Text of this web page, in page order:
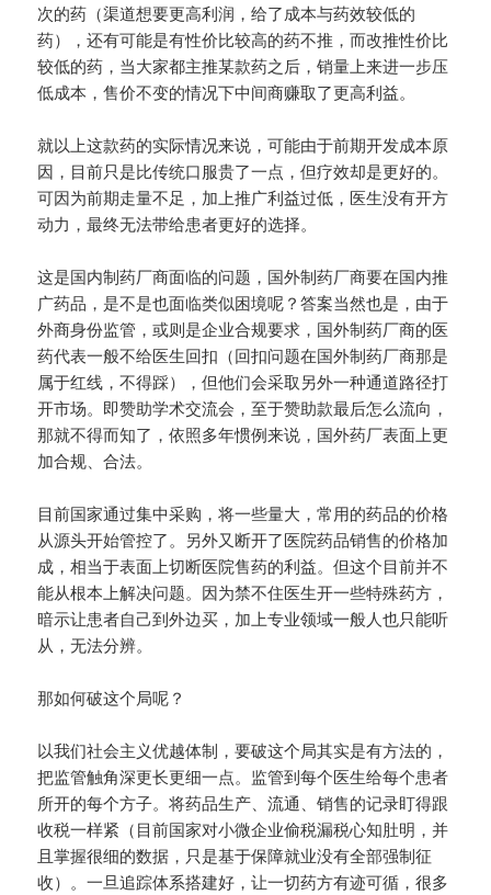
次的药（渠道想要更高利润，给了成本与药效较低的
药），还有可能是有性价比较高的药不推，而改推性价比
较低的药，当大家都主推某款药之后，销量上来进一步压
低成本，售价不变的情况下中间商赚取了更高利益。
就以上这款药的实际情况来说，可能由于前期开发成本原
因，目前只是比传统口服贵了一点，但疗效却是更好的。
可因为前期走量不足，加上推广利益过低，医生没有开方
动力，最终无法带给患者更好的选择。
这是国内制药厂商面临的问题，国外制药厂商要在国内推
广药品，是不是也面临类似困境呢？答案当然也是，由于
外商身份监管，或则是企业合规要求，国外制药厂商的医
药代表一般不给医生回扣（回扣问题在国外制药厂商那是
属于红线，不得踩），但他们会采取另外一种通道路径打
开市场。即赞助学术交流会，至于赞助款最后怎么流向，
那就不得而知了，依照多年惯例来说，国外药厂表面上更
加合规、合法。
目前国家通过集中采购，将一些量大，常用的药品的价格
从源头开始管控了。另外又断开了医院药品销售的价格加
成，相当于表面上切断医院售药的利益。但这个目前并不
能从根本上解决问题。因为禁不住医生开一些特殊药方，
暗示让患者自己到外边买，加上专业领域一般人也只能听
从，无法分辨。
那如何破这个局呢？
以我们社会主义优越体制，要破这个局其实是有方法的，
把监管触角深更长更细一点。监管到每个医生给每个患者
所开的每个方子。将药品生产、流通、销售的记录盯得跟
收税一样紧（目前国家对小微企业偷税漏税心知肚明，并
且掌握很细的数据，只是基于保障就业没有全部强制征
收）。一旦追踪体系搭建好，让一切药方有迹可循，很多